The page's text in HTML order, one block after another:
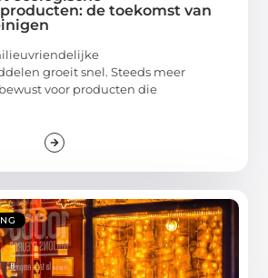
de toekomst van
groeit snel. Steeds meer
voor producten die